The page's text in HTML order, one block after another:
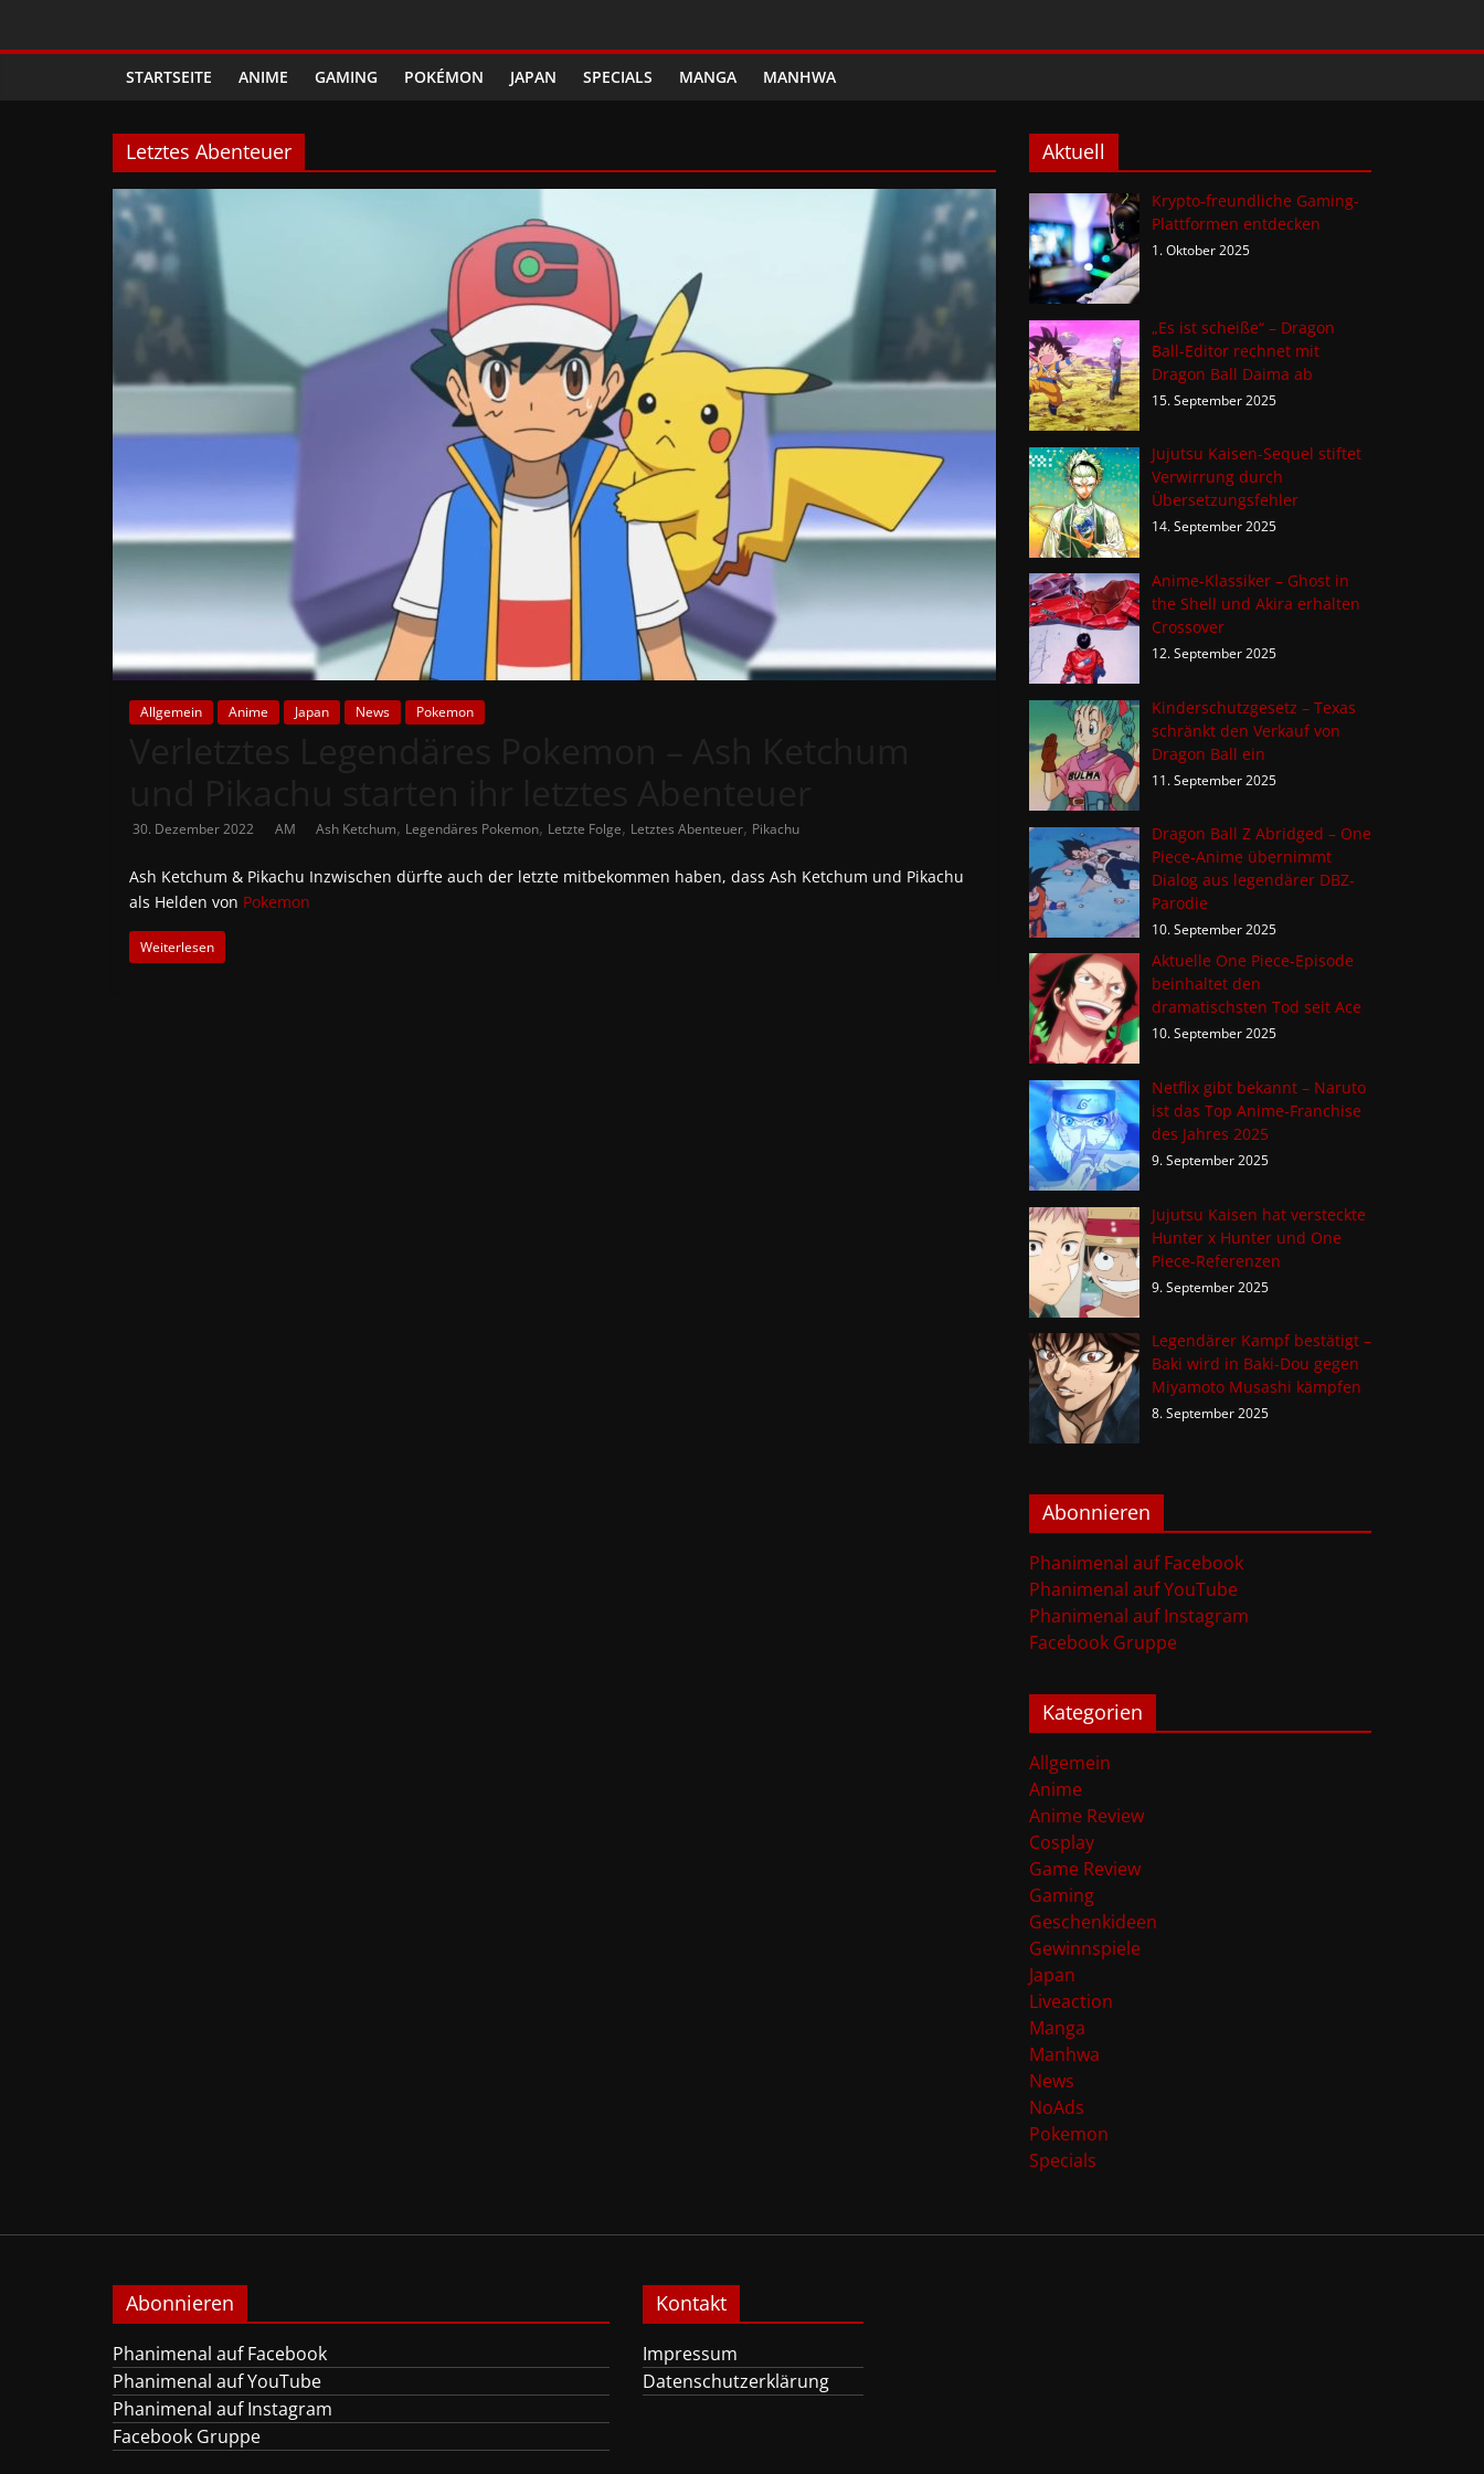
Phanimenal
Täglich
interessante
Anime
News
und
Gaming
News
Auf
Phanimenal
du
die
aktuellsten
Japan
Deutschland
STARTSEITE ANIME GAMING POKÉMON JAPAN SPECIALS MANGA MANHWA
Letztes Abenteuer
Allgemein Anime Japan News Pokemon
30. Dezember 2022 AM Ash Ketchum, Legendäres Pokemon, Letzte Folge, Letztes Abenteuer, Pikachu
Ash Ketchum & Pikachu Inzwischen dürfte auch der letzte mitbekommen haben, dass Ash Ketchum und Pikachu
als Helden von Pokemon
Weiterlesen
Aktuell
Krypto-freundliche Gaming-
Plattformen entdecken
1. Oktober 2025
„Es ist scheiße“ – Dragon
Ball-Editor rechnet mit
Dragon Ball Daima ab
15. September 2025
Jujutsu Kaisen-Sequel stiftet
Verwirrung durch
Übersetzungsfehler
14. September 2025
Anime-Klassiker – Ghost in
the Shell und Akira erhalten
Crossover
12. September 2025
Kinderschutzgesetz – Texas
schränkt den Verkauf von
Dragon Ball ein
11. September 2025
Dragon Ball Z Abridged – One
Piece-Anime übernimmt
Dialog aus legendärer DBZ-
Parodie
10. September 2025
Aktuelle One Piece-Episode
beinhaltet den
dramatischsten Tod seit Ace
10. September 2025
Netflix gibt bekannt – Naruto
ist das Top Anime-Franchise
des Jahres 2025
9. September 2025
Jujutsu Kaisen hat versteckte
Hunter x Hunter und One
Piece-Referenzen
9. September 2025
Legendärer Kampf bestätigt –
Baki wird in Baki-Dou gegen
Miyamoto Musashi kämpfen
8. September 2025
Abonnieren
Phanimenal auf Facebook
Phanimenal auf YouTube
Phanimenal auf Instagram
Facebook Gruppe
Kategorien
Allgemein
Anime
Anime Review
Cosplay
Game Review
Gaming
Geschenkideen
Gewinnspiele
Japan
Liveaction
Manga
Manhwa
News
NoAds
Pokemon
Specials
Abonnieren
Phanimenal auf Facebook
Phanimenal auf YouTube
Phanimenal auf Instagram
Facebook Gruppe
Kontakt
Impressum
Datenschutzerklärung